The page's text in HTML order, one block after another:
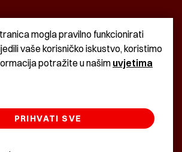
mogla pravilno funkcionirati
vaše korisničko iskustvo, koristimo
potražite u našim uvjetima
PRIHVATI SVE